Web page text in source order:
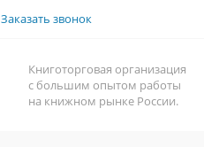
Заказать звонок
Книготорговая организация
с большим опытом работы
на книжном рынке России.